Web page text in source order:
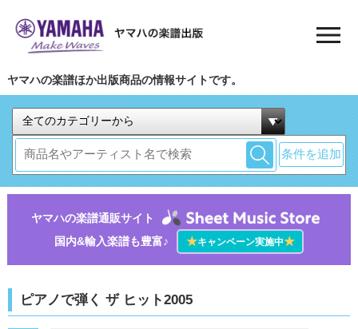
ヤマハの楽譜ほか出版商品の情報サイトです。
条件を追加
ヤマハの楽譜通販サイト
国内&輸入楽譜も豊富♪
★キャンペーン実施中★
ピアノで弾く ザ ヒット2005